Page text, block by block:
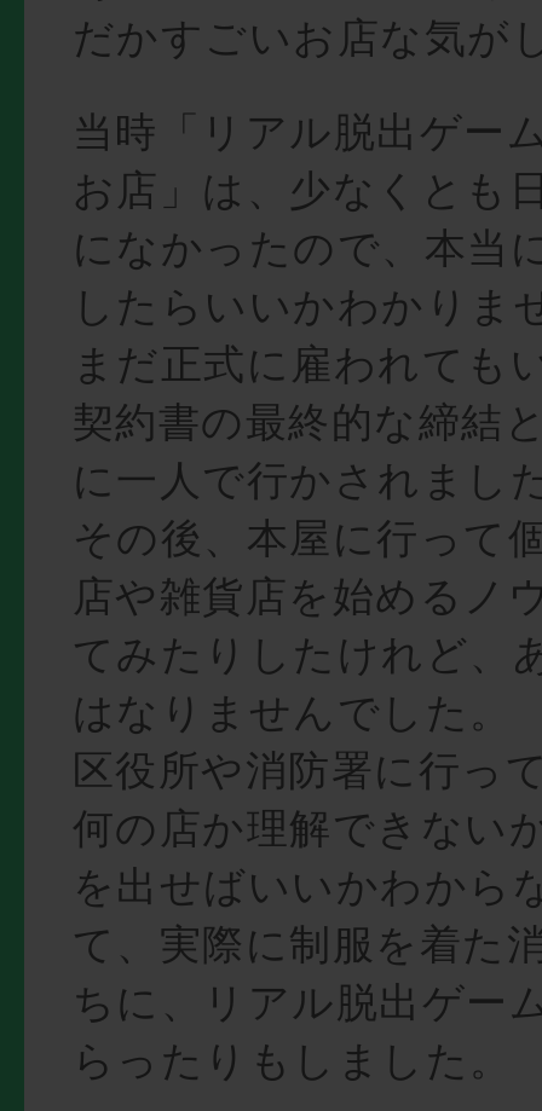
だかすごいお店な気が
当時「リアル脱出ゲー
お店」は、少なくとも
になかったので、本当
したらいいかわかりま
まだ正式に雇われても
契約書の最終的な締結
に一人で行かされまし
その後、本屋に行って
店や雑貨店を始めるノ
てみたりしたけれど、
はなりませんでした。
区役所や消防署に行っ
何の店か理解できない
を出せばいいかわから
て、実際に制服を着た
ちに、リアル脱出ゲー
らったりもしました。